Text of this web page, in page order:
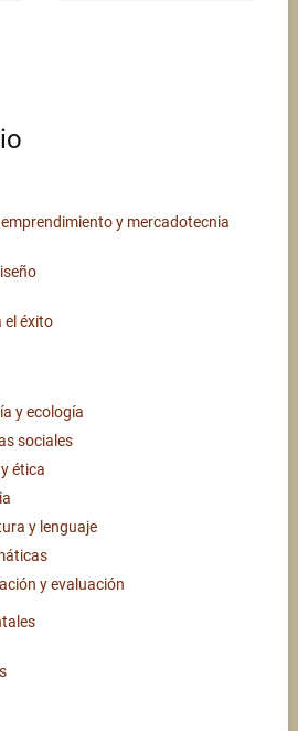
y mercadotecnia
el éxito
y ecología
sociales
ética
y lenguaje
y evaluación